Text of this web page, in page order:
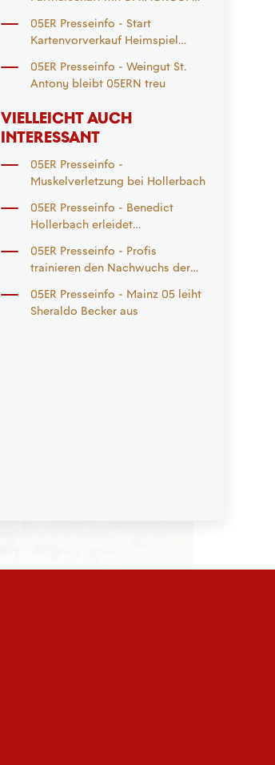
05ER Presseinfo - Start
Kartenvorverkauf Heimspiel
Auswärtsspiel
Mönchengladbach
05ER Presseinfo - Weingut St.
Antony bleibt 05ERN treu
VIELLEICHT AUCH
INTERESSANT
05ER Presseinfo -
Muskelverletzung bei Hollerbach
05ER Presseinfo - Benedict
Hollerbach erleidet
05ER Presseinfo - Profis
trainieren den Nachwuchs der
05ER Presseinfo - Mainz 05 leiht
Sheraldo Becker aus